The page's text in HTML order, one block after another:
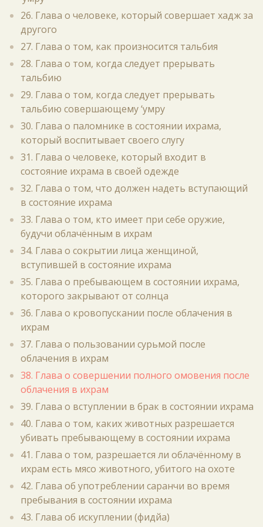
26. Глава о человеке, который совершает хадж за
другого
27. Глава о том, как произносится тальбия
28. Глава о том, когда следует прерывать
тальбию
29. Глава о том, когда следует прерывать
тальбию совершающему ‘умру
30. Глава о паломнике в состоянии ихрама,
который воспитывает своего слугу
31. Глава о человеке, который входит в
состояние ихрама в своей одежде
32. Глава о том, что должен надеть вступающий
в состояние ихрама
33. Глава о том, кто имеет при себе оружие,
будучи облачённым в ихрам
34. Глава о сокрытии лица женщиной,
вступившей в состояние ихрама
35. Глава о пребывающем в состоянии ихрама,
которого закрывают от солнца
36. Глава о кровопускании после облачения в
ихрам
37. Глава о пользовании сурьмой после
облачения в ихрам
38. Глава о совершении полного омовения после
облачения в ихрам
39. Глава о вступлении в брак в состоянии ихрама
40. Глава о том, каких животных разрешается
убивать пребывающему в состоянии ихрама
41. Глава о том, разрешается ли облачённому в
ихрам есть мясо животного, убитого на охоте
42. Глава об употреблении саранчи во время
пребывания в состоянии ихрама
43. Глава об искуплении (фидйа)